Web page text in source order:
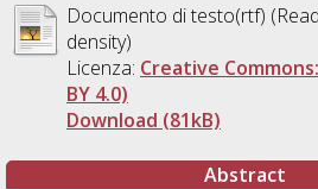
Documento di testo(rtf)
density)
Licenza: Creative
BY 4.0)
Download (81kB)
Abstract